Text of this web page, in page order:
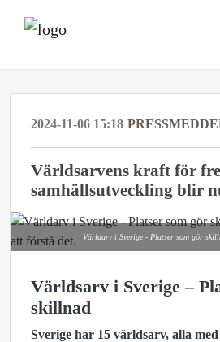
2024-11-06 15:18
Världsarvens kraft för
samhällsutveckling blir
Världarv i Sverige - Platser som gör
Världsarv i Sverige –
skillnad
Sverige har 15 världsarv, alla